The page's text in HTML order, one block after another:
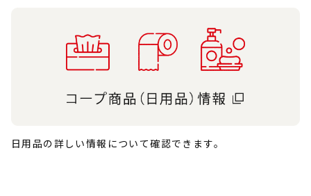
日用品の詳しい情報について確認できます。